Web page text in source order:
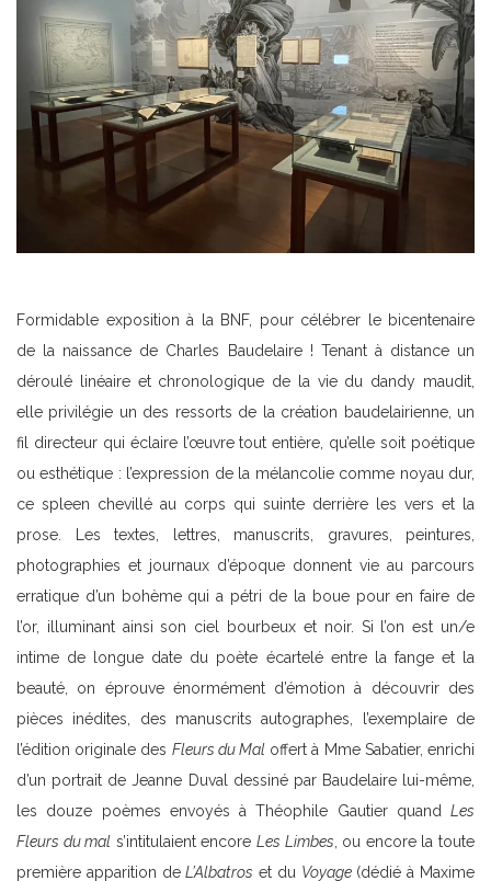
Formidable exposition à la BNF, pour célébrer le bicentenaire
de la naissance de Charles Baudelaire ! Tenant à distance un
déroulé linéaire et chronologique de la vie du dandy maudit,
elle privilégie un des ressorts de la création baudelairienne, un
fil directeur qui éclaire l’œuvre tout entière, qu’elle soit poétique
ou esthétique : l’expression de la mélancolie comme noyau dur,
ce spleen chevillé au corps qui suinte derrière les vers et la
prose. Les textes, lettres, manuscrits, gravures, peintures,
photographies et journaux d’époque donnent vie au parcours
erratique d’un bohème qui a pétri de la boue pour en faire de
l’or, illuminant ainsi son ciel bourbeux et noir. Si l’on est un/e
intime de longue date du poète écartelé entre la fange et la
beauté, on éprouve énormément d’émotion à découvrir des
pièces inédites, des manuscrits autographes, l’exemplaire de
l’édition originale des Fleurs du Mal offert à Mme Sabatier, enrichi
d’un portrait de Jeanne Duval dessiné par Baudelaire lui-même,
les douze poèmes envoyés à Théophile Gautier quand Les
Fleurs du mal s’intitulaient encoreLes Limbes , ou encore la toute
première apparition deL’Albatros et du Voyage(dédié à Maxime